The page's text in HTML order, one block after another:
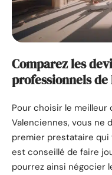
Comparez les
professionnels
Pour choisir le
Valenciennes, vous ne
premier prestataire qui
est conseillé de faire
pourrez ainsi négocier